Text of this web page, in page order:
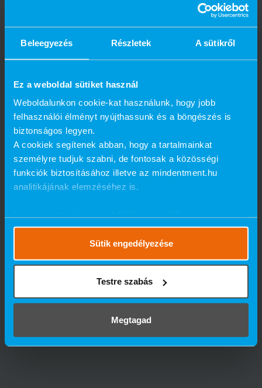
Beleegyezés Részletek A sütikről
Ez a weboldal sütiket használ
Weboldalunkon cookie-kat használunk, hogy jobb
felhasználói élményt nyújthassunk és a böngészés is
biztonságos legyen.
A cookiek segítenek abban, hogy a tartalmainkat
személyre tudjuk szabni, de fontosak a közösségi
funkciók biztosításához illetve az mindentment.hu
analitikájának elemzéséhez is.
számunkra a mérések használatát. Részletes cookie
Sütik engedélyezése
Testre szabás
Megtagad